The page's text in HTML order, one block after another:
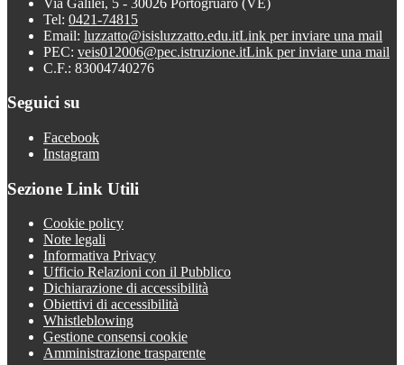
Tel: 0421-74815
Email: luzzatto@isisluzzatto.edu.itLink per inviare una mail
PEC: veis012006@pec.istruzione.itLink per inviare una mail
C.F.: 83004740276
Seguici su
Facebook
Instagram
Sezione Link Utili
Cookie policy
Note legali
Informativa Privacy
Ufficio Relazioni con il Pubblico
Dichiarazione di accessibilità
Obiettivi di accessibilità
Whistleblowing
Gestione consensi cookie
Amministrazione trasparente